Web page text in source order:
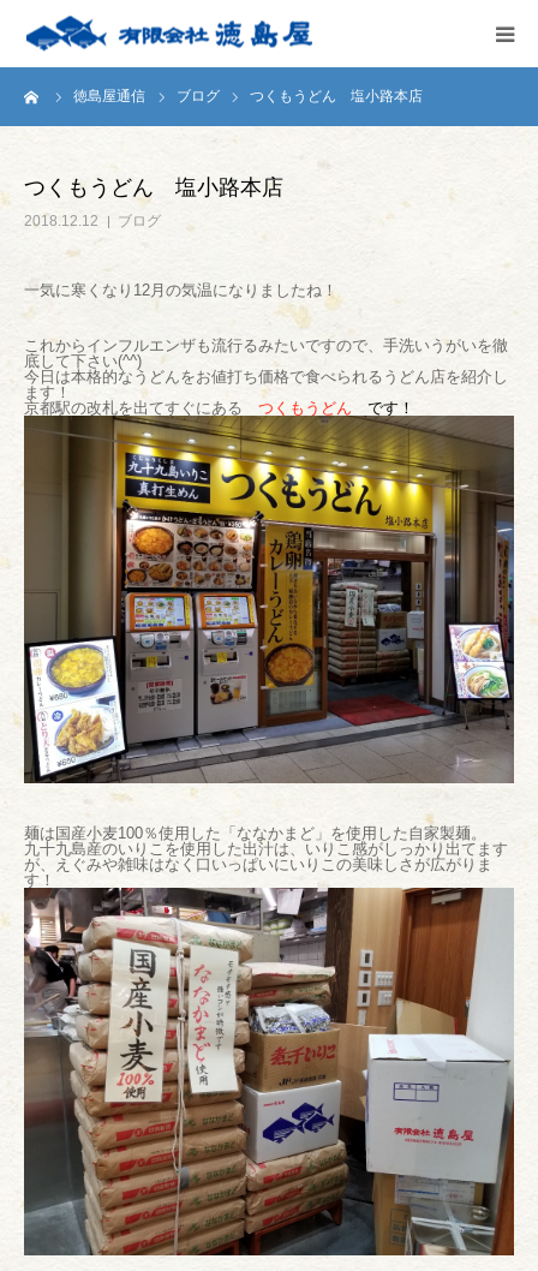
徳島屋通信 ブログ つくもうどん 塩小路本店
つくもうどん 塩小路本店
2018.12.12 ブログ
一気に寒くなり12月の気温になりましたね！
これからインフルエンザも流行るみたいですので、手洗いうがいを徹
底して下さい(^^)
今日は本格的なうどんをお値打ち価格で食べられるうどん店を紹介し
ます！
京都駅の改札を出てすぐにある つくもうどん です！
麺は国産小麦100％使用した「ななかまど」を使用した自家製麺。
九十九島産のいりこを使用した出汁は、いりこ感がしっかり出てます
が、えぐみや雑味はなく口いっぱいにいりこの美味しさが広がりま
す！
HOME
商品案内
お問い合わせ